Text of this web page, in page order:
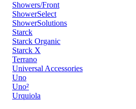
Showers/Front
ShowerSelect
ShowerSolutions
Starck
Starck Organic
Starck X
Terrano
Universal Accessories
Uno
Uno²
Urquiola